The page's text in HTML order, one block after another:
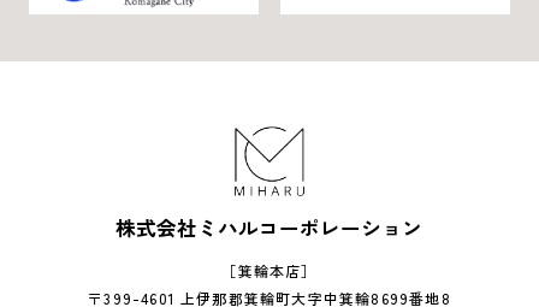
株式会社ミハルコーポレーション
［箕輪本店］
〒399-4601 上伊那郡箕輪町大字中箕輪8699番地8